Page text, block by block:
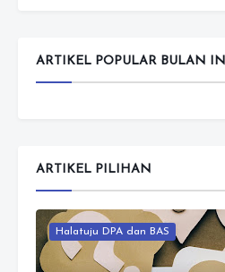
ARTIKEL POPULAR BULAN INI
ARTIKEL PILIHAN
Halatuju DPA dan BAS